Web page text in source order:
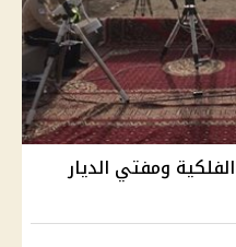
ومفتي الديار